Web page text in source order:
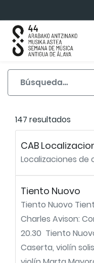
147 resultados
CAB
Localizaciones de
Tiento Nuovo
Tiento Nuovo
Charles Avison:
20.30 Tiento
Caserta, violín